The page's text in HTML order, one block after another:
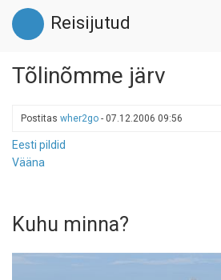
Liigu
edasi
põhisisu
Reisijutud
Tõlinõmme järv
Postitas wher2go - 07.12.2006 09:56
Eesti pildid
Vääna
Kuhu minna?